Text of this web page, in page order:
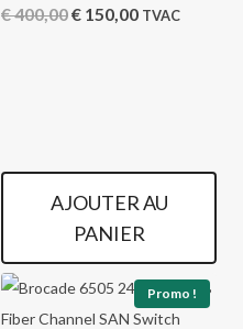
€400,00Le
€ 150,00Le
TVAC
AJOUTER AU
PANIER
Promo !